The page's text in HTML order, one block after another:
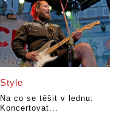
Style
Na co se těšit v lednu:
Koncertovat...